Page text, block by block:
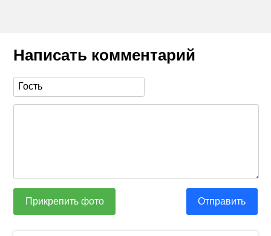
Написать комментарий
Прикрепить фото Отправить